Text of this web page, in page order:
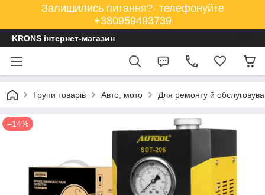
Залишились питання?- телефонуйте
+380959493739
KRONS інтернет-магазин
Групи товарів Авто, мото Для ремонту й
–14%